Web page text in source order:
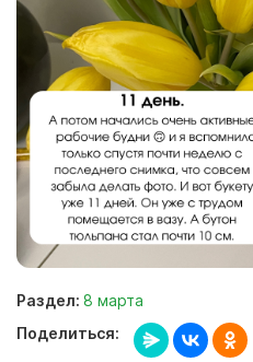
Раздел: 8 марта
Поделиться: